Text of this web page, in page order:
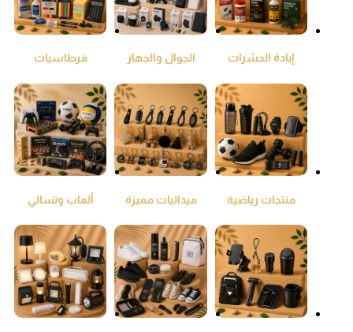
إبادة الحشرات
الجوال والجهاز
قرطاسيات
منتجات رياضية ميداليات مميزة ألعاب وتسالي